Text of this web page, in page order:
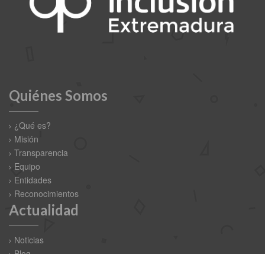
Quiénes Somos
¿Qué es?
Misión
Transparencia
Equipo
Entidades
Reconocimientos
Actualidad
Noticias